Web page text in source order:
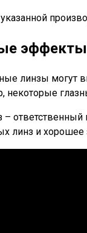
эффекты
линзы могут
некоторые
–
линз и хорошее